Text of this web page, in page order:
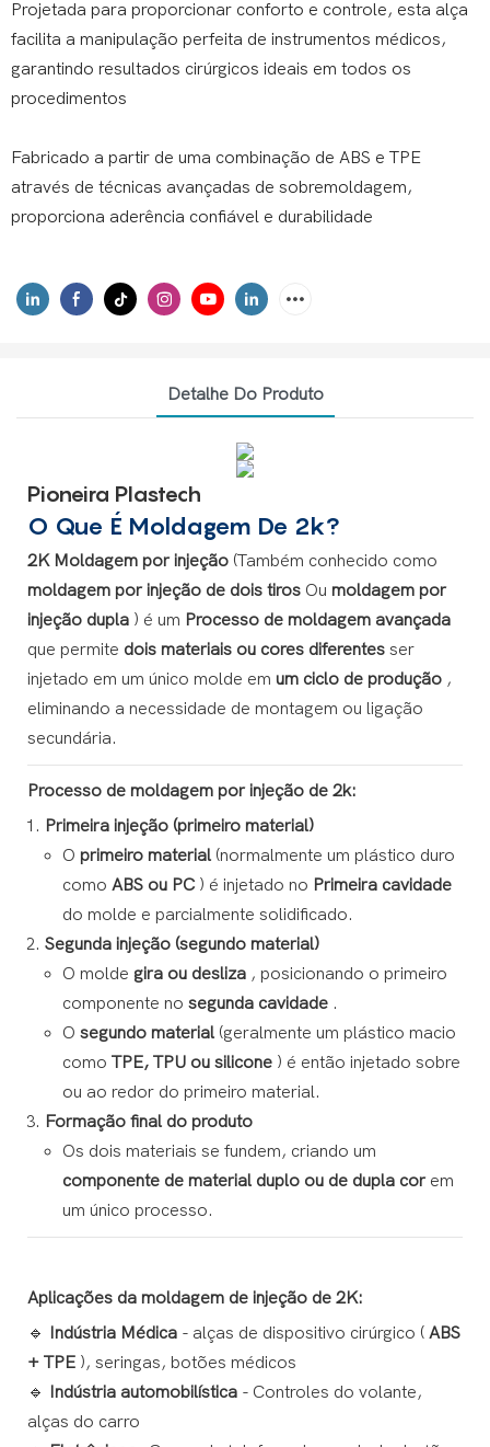
Projetada para proporcionar conforto e controle, esta alça
facilita a manipulação perfeita de instrumentos médicos,
garantindo resultados cirúrgicos ideais em todos os
procedimentos
Fabricado a partir de uma combinação de ABS e TPE
através de técnicas avançadas de sobremoldagem,
proporciona aderência confiável e durabilidade
Detalhe Do Produto
Pioneira Plastech
O Que É Moldagem De 2k?
2K Moldagem por injeção (Também conhecido como
moldagem por injeção de dois tiros Ou moldagem por
injeção dupla ) é um Processo de moldagem avançada
que permite dois materiais ou cores diferentes ser
injetado em um único molde em um ciclo de produção ,
eliminando a necessidade de montagem ou ligação
secundária.
Processo de moldagem por injeção de 2k:
Primeira injeção (primeiro material)
O primeiro material (normalmente um plástico duro
como ABS ou PC ) é injetado no Primeira cavidade
do molde e parcialmente solidificado.
Segunda injeção (segundo material)
O molde gira ou desliza , posicionando o primeiro
componente no segunda cavidade .
O segundo material (geralmente um plástico macio
como TPE, TPU ou silicone ) é então injetado sobre
ou ao redor do primeiro material.
Formação final do produto
Os dois materiais se fundem, criando um
componente de material duplo ou de dupla cor em
um único processo.
Aplicações da moldagem de injeção de 2K:
🔹 Indústria Médica - alças de dispositivo cirúrgico ( ABS
+ TPE ), seringas, botões médicos
🔹 Indústria automobilística - Controles do volante,
alças do carro